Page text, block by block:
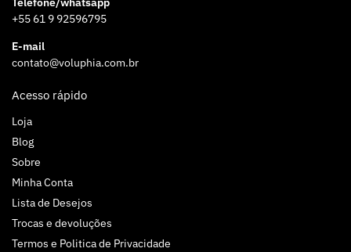
+55 61 9 92596795
E-mail
contato@voluphia.com.br
Acesso rápido
Loja
Blog
Sobre
Minha Conta
Lista de Desejos
Trocas e devoluções
Termos e Politica de Privacidade